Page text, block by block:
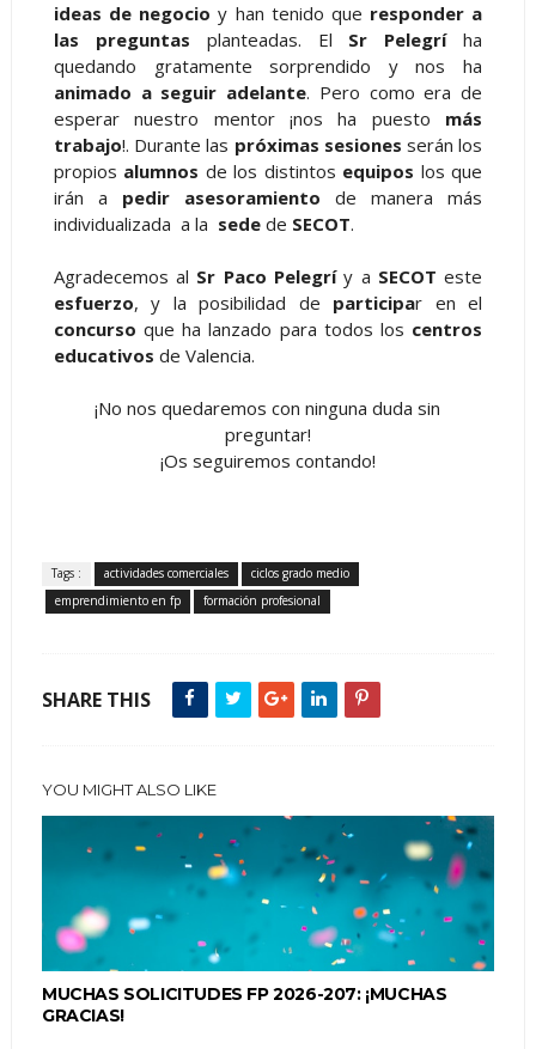
ideas de negocio y han tenido que responder a
las preguntas planteadas. El Sr Pelegríha
quedando gratamente sorprendido y nos ha
animado a seguir adelante. Pero como era de
esperar nuestro mentor ¡nos ha puesto más
trabajo!. Durante las próximas sesiones serán los
propios alumnos de los distintos equipos los que
irán a pedir asesoramiento de manera más
individualizada a la sedede SECOT.
Agradecemos al Sr Paco Pelegríy a SECOT este
esfuerzo, y la posibilidad de participar en el
concurso que ha lanzado para todos los centros
educativos de Valencia.
¡No nos quedaremos con ninguna duda sin
preguntar!
¡Os seguiremos contando!
Tags : actividades comerciales
ciclos grado medio
emprendimiento en fp
formación profesional
SHARE THIS
YOU MIGHT ALSO LIKE
MUCHAS SOLICITUDES FP 2026-207: ¡MUCHAS
GRACIAS!